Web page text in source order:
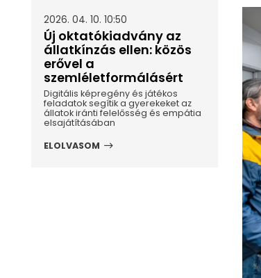
2026. 04. 10. 10:50
Új oktatókiadvány az
állatkínzás ellen: közös
erővel a
szemléletformálásért
Digitális képregény és játékos
feladatok segítik a gyerekeket az
állatok iránti felelősség és empátia
elsajátításában
ELOLVASOM